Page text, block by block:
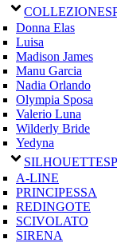
COLLEZIONE
Donna Elas
Luisa
Madison James
Manu Garcia
Nadia Orlando
Olympia Sposa
Valerio Luna
Wilderly Bride
Yedyna
SILHOUETTE
A-LINE
PRINCIPESSA
REDINGOTE
SCIVOLATO
SIRENA